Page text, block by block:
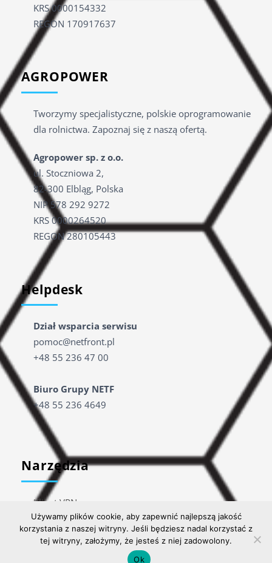
KRS 0000154332
REGON 170917637
AGROPOWER
Tworzymy specjalistyczne, polskie oprogramowanie
dla rolnictwa. Zapoznaj się z naszą ofertą.
Agropower sp. z o.o.
ul. Stoczniowa 2,
82-300 Elbląg, Polska
NIP578 292 9272
KRS 0000264520
REGON 280105443
Helpdesk
Dział wsparcia serwisu
pomoc@netfront.pl
+48 55 236 47 00
Biuro Grupy NETF
+48 55 236 4649
Narzędzia
Klient VPN
TeamViewer
Inne
Używamy plików cookie, aby zapewnić najlepszą jakość
korzystania z naszej witryny. Jeśli będziesz nadal korzystać z
tej witryny, założymy, że jesteś z niej zadowolony.
Ok